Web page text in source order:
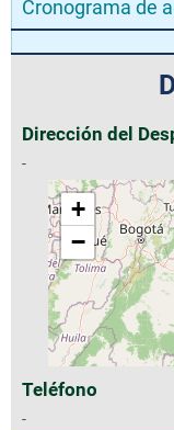
Cronograma de
Dirección del
-
+
−
Teléfono
-